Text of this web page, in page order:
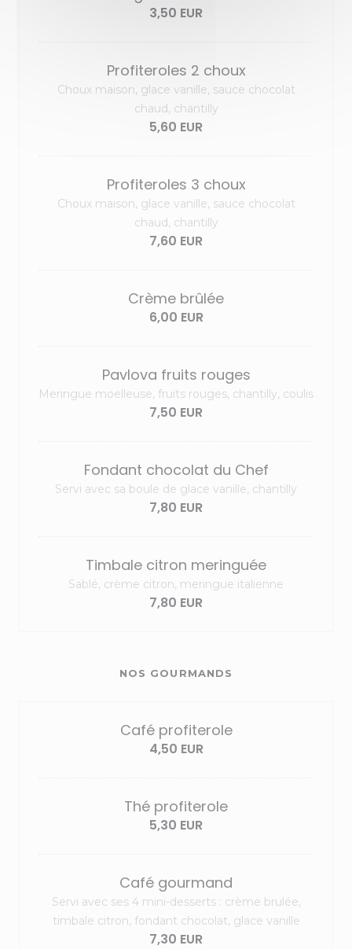
3,50 EUR
Profiteroles 2 choux
Choux maison, glace vanille, sauce chocolat
chaud, chantilly
5,60 EUR
Profiteroles 3 choux
Choux maison, glace vanille, sauce chocolat
chaud, chantilly
7,60 EUR
Crème brûlée
6,00 EUR
Pavlova fruits rouges
Meringue moelleuse, fruits rouges, chantilly, coulis
7,50 EUR
Fondant chocolat du Chef
Servi avec sa boule de glace vanille, chantilly
7,80 EUR
Timbale citron meringuée
Sablé, crème citron, meringue italienne
7,80 EUR
NOS GOURMANDS
Café profiterole
4,50 EUR
Thé profiterole
5,30 EUR
Café gourmand
Servi avec ses 4 mini-desserts : crème brulée,
timbale citron, fondant chocolat, glace vanille
7,30 EUR